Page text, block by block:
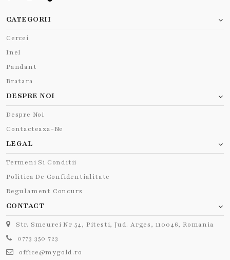
CATEGORII
Cercei
Inel
Pandant
Bratara
DESPRE NOI
Despre Noi
Contacteaza-Ne
LEGAL
Termeni Si Conditii
Politica De Confidentialitate
Regulament Concurs
CONTACT
Str. Smeurei Nr 54, Pitesti, Jud. Arges, 110046, Romania
0773 350 723
office@mygold.ro